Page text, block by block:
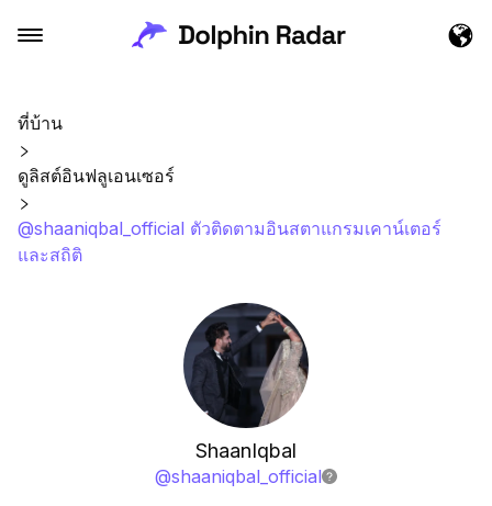
ที่บ้าน
ดูลิสต์อินฟลูเอนเซอร์
@shaaniqbal_official ตัวติดตามอินสตาแกรมเคาน์เตอร์
และสถิติ
ShaanIqbal
@shaaniqbal_official